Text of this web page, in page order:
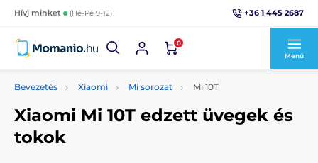
Hívj minket (Hé-Pé 9-12) +36 1 445 2687
0
Menü
Bevezetés Xiaomi Mi sorozat Mi 10T
Xiaomi Mi 10T edzett üvegek és
tokok